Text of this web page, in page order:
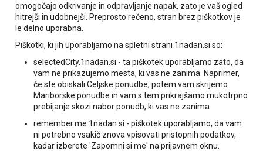
omogočajo odkrivanje in odpravljanje napak, zato je vaš ogled
hitrejši in udobnejši. Preprosto rečeno, stran brez piškotkov je
le delno uporabna.
Piškotki, ki jih uporabljamo na spletni strani 1nadan.si so:
selectedCity.1nadan.si - ta piškotek uporabljamo zato, da
vam ne prikazujemo mesta, ki vas ne zanima. Naprimer,
če ste obiskali Celjske ponudbe, potem vam skrijemo
Mariborske ponudbe in vam s tem prikrajšamo mukotrpno
prebijanje skozi nabor ponudb, ki vas ne zanima
remember.me.1nadan.si - piškotek uporabljamo, da vam
ni potrebno vsakič znova vpisovati pristopnih podatkov,
kadar izberete 'Zapomni si me' na prijavnem oknu.